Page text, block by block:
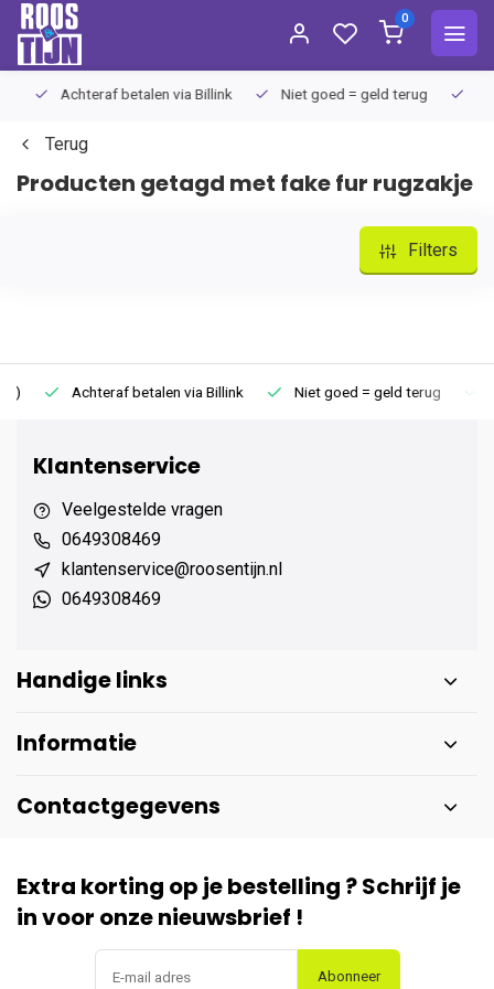
0
Achteraf betalen via Billink Niet goed = geld terug
Terug
Producten getagd met fake fur rugzakje
Filters
Achteraf betalen via Billink Niet goed = geld terug
Klantenservice
Veelgestelde vragen
0649308469
klantenservice@roosentijn.nl
0649308469
Handige links
Informatie
Contactgegevens
Extra korting op je bestelling ? Schrijf je
in voor onze nieuwsbrief !
Abonneer